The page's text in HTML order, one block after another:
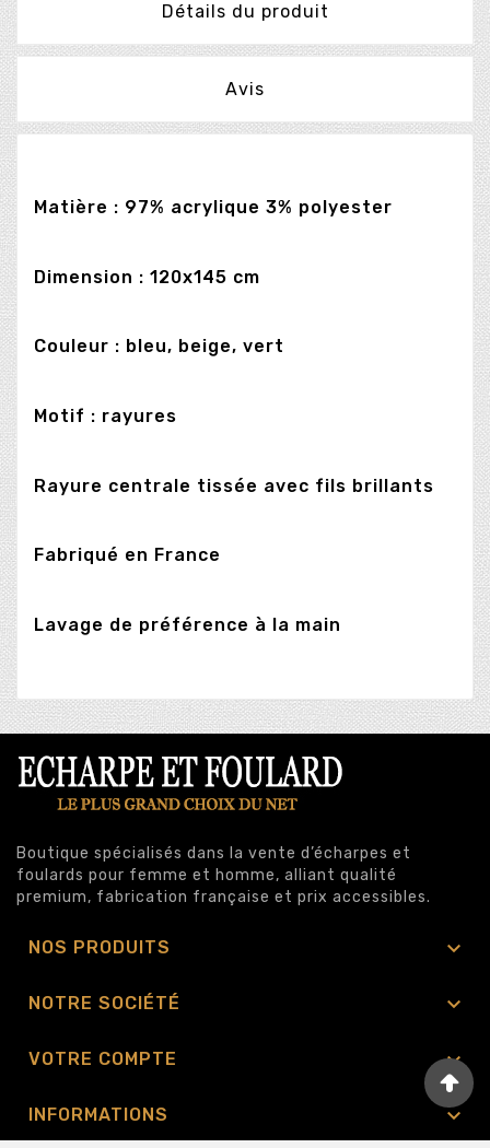
Détails du produit
Avis
Matière : 97% acrylique 3% polyester
Dimension : 120x145 cm
Couleur : bleu, beige, vert
Motif : rayures
Rayure centrale tissée avec fils brillants
Fabriqué en France
Lavage de préférence à la main
Boutique spécialisés dans la vente d’écharpes et
foulards pour femme et homme, alliant qualité
premium, fabrication française et prix accessibles.
NOS PRODUITS 
NOTRE SOCIÉTÉ 
VOTRE COMPTE 
INFORMATIONS 